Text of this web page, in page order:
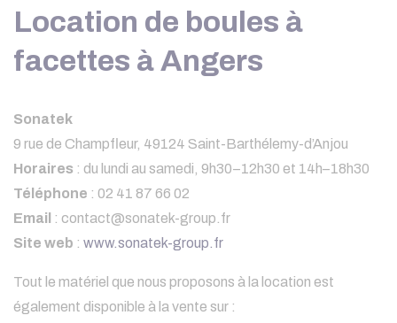
Location de boules à
facettes à Angers
Sonatek
9 rue de Champfleur, 49124 Saint-Barthélemy-d’Anjou
Horaires : du lundi au samedi, 9h30–12h30 et 14h–18h30
Téléphone : 02 41 87 66 02
Email : contact@sonatek-group.fr
Site web : www.sonatek-group.fr
Tout le matériel que nous proposons à la location est
également disponible à la vente sur :